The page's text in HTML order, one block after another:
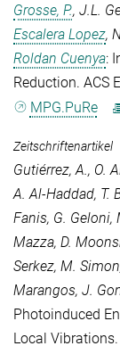
Grosse, P., J.L.
Escalera Lopez,
Roldan Cuenya:
Reduction. ACS
MPG.PuRe
Zeitschriftenartikel
Gutiérrez, A., O.
A. Al-Haddad, T.
Fanis, G. Geloni,
Mazza, D.
Serkez, M. Simon
Marangos, J.
Photoinduced
Local Vibrations.